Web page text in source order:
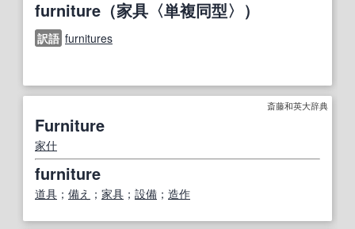
furniture（家具〈単複同型〉）
訳語 furnitures
斎藤和英大辞典
Furniture
家什
furniture
道具 ； 備え ； 家具 ； 設備 ； 造作